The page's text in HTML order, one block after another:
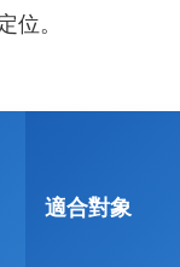
位。
適合對象